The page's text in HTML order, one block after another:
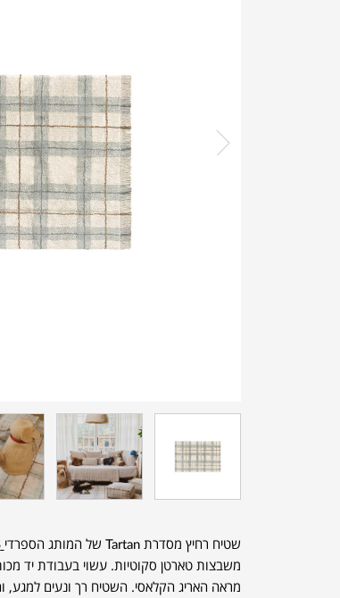
שטיח רחיץ מסדרת Tartan של המותג הספרדי LORENA CANALS
משבצות טארטן סקוטיות. עשוי בעבודת יד
מראה האריג הקלאסי. השטיח רך ונעים למגע,